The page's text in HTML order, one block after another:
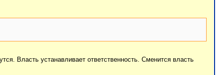
Власть устанавливает ответственность. Сменится власть